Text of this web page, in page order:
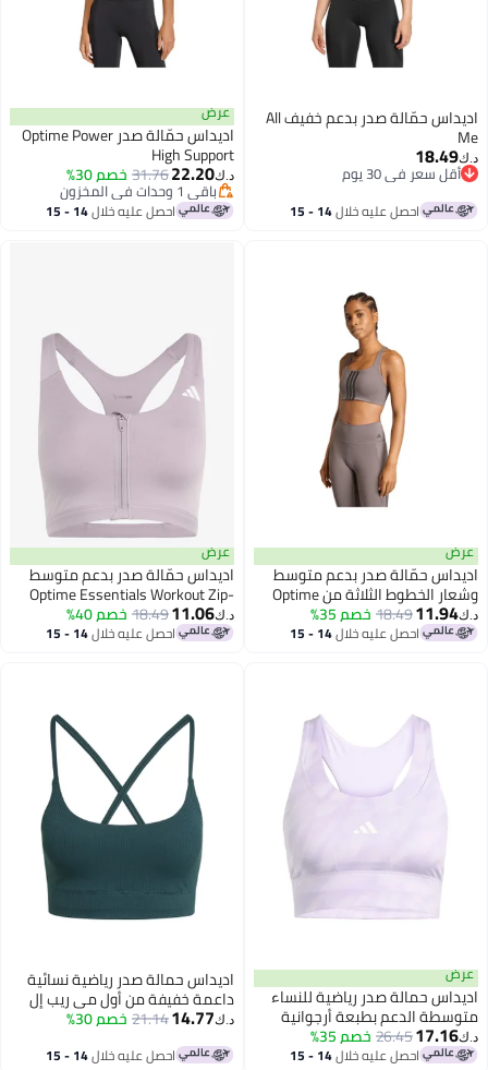
اديداس حمّالة صدر بدعم خفيف All
في 30 يوم
احصل عليه خلال 14 - 15
عرض
اديداس حمّالة صدر Optime Power
High Support
22.20
31.76خصم 30%
باقي 1 وحدات في المخزون
باقي 1 وحدات في المخزون احصل عليه خلال 14 - 15
حمّالة صدر بدعم متوسط
وشعار الخطوط الثلاثة من Optime
18.49خصم 35%
احصل عليه خلال 14 - 15
عرض
اديداس حمّالة صدر بدعم متوسط
Optime Essentials Workout Zip-
11.06
18.49خصم 40%
احصل عليه خلال 14 - 15
حمالة صدر رياضية للنساء
الدعم بطبعة أرجوانية
26.45خصم 35%
احصل عليه خلال 14 - 15
اديداس حمالة صدر رياضية نسائية
داعمة خفيفة من أول مي ريب إل
إس باللون الأخضر
14.77
21.14خصم 30%
احصل عليه خلال 14 - 15